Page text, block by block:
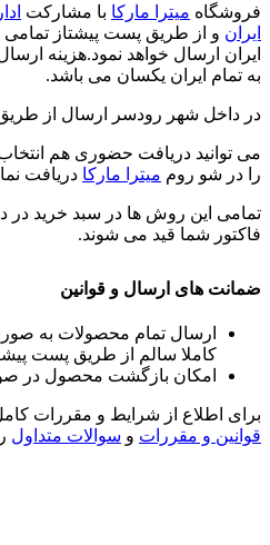
فروشگاه میترا مارکا با مشارکت
ایران و از طریق پست پیشتاز تمامی
ایران ارسال خواهد نمود.هزینه
به تمام ایران یکسان می باشد.
در داخل شهر رودسر ارسال از
می توانید دریافت حضوری هم
را در شو روم میترا مارکا دریافت
تمامی این روش ها در سبد خرید
فاکتور شما قید می شوند.
ضمانت های ارسال و قوانین
ارسال تمام محصولات به
کاملا سالم از طریق پست
امکان بازگشت محصول در
برای اطلاع از شرایط و مقررات
قوانین و مقررات و سوالات متداول